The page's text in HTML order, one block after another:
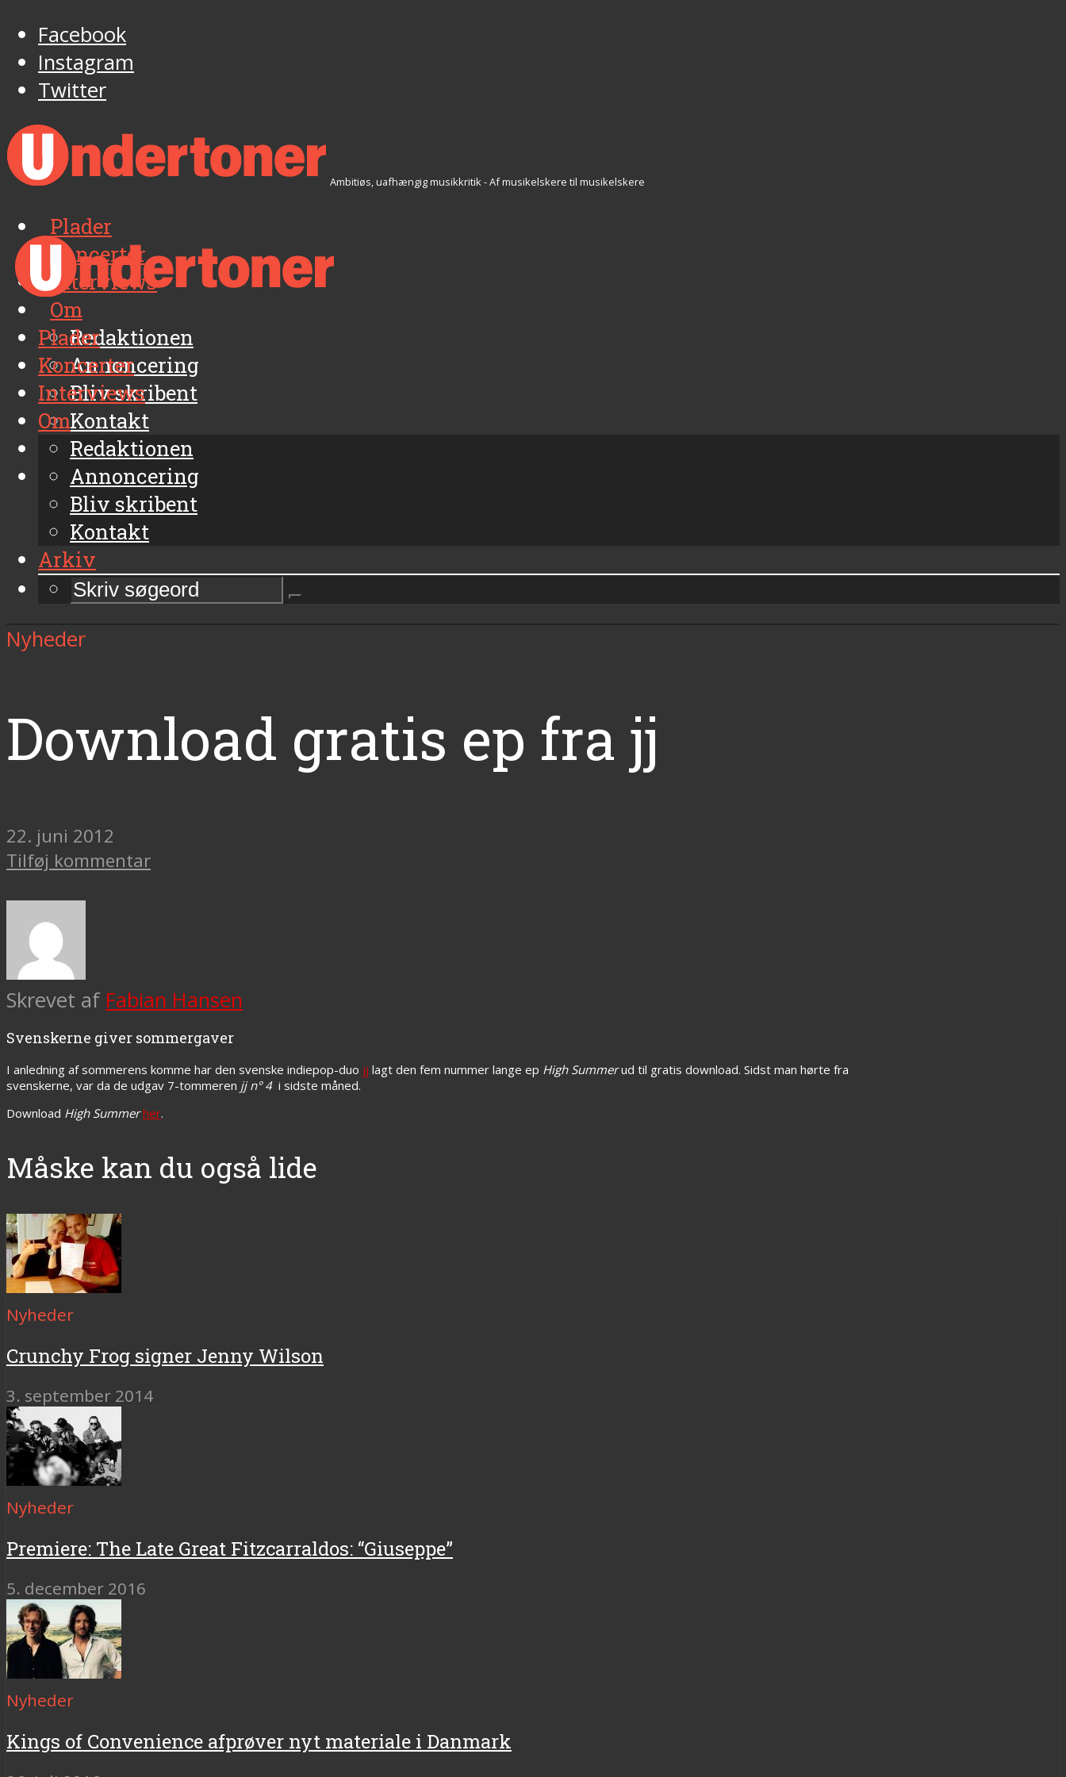
Facebook
Instagram
Twitter
Ambitiøs, uafhængig musikkritik - Af musikelskere til musikelskere
Plader
Koncerter
Interviews
Om
Redaktionen
Annoncering
Bliv skribent
Kontakt
Arkiv
Plader
Koncerter
Interviews
Om
Redaktionen
Annoncering
Bliv skribent
Kontakt
Arkiv
Nyheder
Download gratis ep fra jj
22. juni 2012
Tilføj kommentar
Skrevet af Fabian Hansen
Svenskerne giver sommergaver
I anledning af sommerens komme har den svenske indiepop-duo jj lagt den fem nummer lange ep High Summerud til gratis download. Sidst man hørte fra
svenskerne, var da de udgav 7-tommeren jj n° 4 i sidste måned.
Download High Summer her.
Måske kan du også lide
Nyheder
Crunchy Frog signer Jenny Wilson
3. september 2014
Nyheder
Premiere: The Late Great Fitzcarraldos: “Giuseppe”
5. december 2016
Nyheder
Kings of Convenience afprøver nyt materiale i Danmark